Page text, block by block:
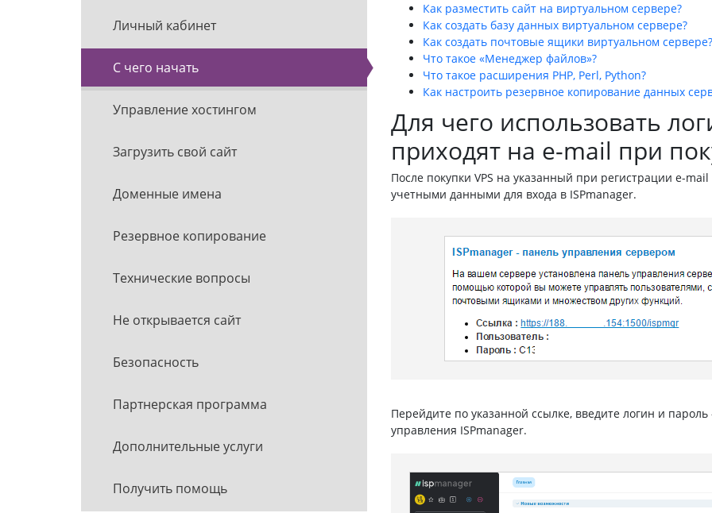
Личный кабинет
С чего начать
Управление хостингом
Загрузить свой сайт
Доменные имена
Резервное копирование
Технические вопросы
Не открывается сайт
Безопасность
Партнерская программа
Дополнительные услуги
Получить помощь
Как разместить сайт на виртуальном сервере?
Как создать базу данных виртуальном сервере?
Как создать почтовые ящики виртуальном сервере?
Что такое «Менеджер файлов»?
Что такое расширения PHP, Perl, Python?
Как настроить резервное копирование данных
Для чего использовать
приходят на e-mail при
После покупки VPS на указанный при регистрации e-
учетными данными для входа в ISPmanager.
Перейдите по указанной ссылке, введите логин и
управления ISPmanager.